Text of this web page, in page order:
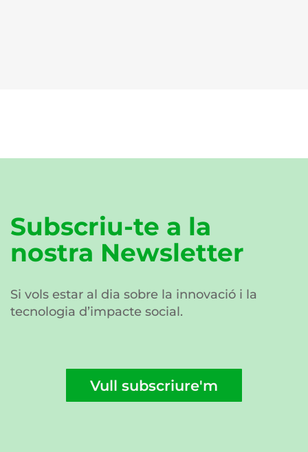
Subscriu-te a la
nostra Newsletter
Si vols estar al dia sobre la innovació i la
tecnologia d’impacte social.
Vull subscriure'm